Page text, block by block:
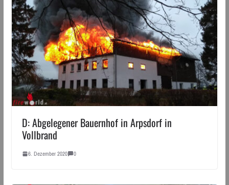
D: Abgelegener Bauernhof in Arpsdorf in
Vollbrand
6. Dezember 2020 0